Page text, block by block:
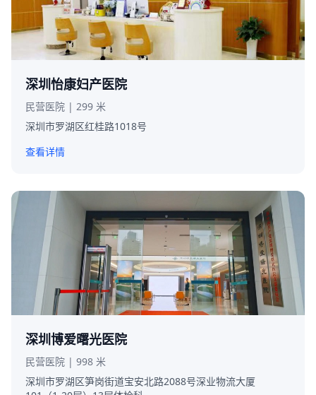
深圳怡康妇产医院
民营医院 | 299 米
深圳市罗湖区红桂路1018号
查看详情
深圳博爱曙光医院
民营医院 | 998 米
深圳市罗湖区笋岗街道宝安北路2088号深业物流大厦